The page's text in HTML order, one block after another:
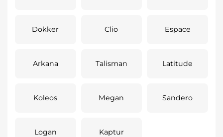
Dokker Clio Espace
Arkana Talisman Latitude
Koleos Megan Sandero
Logan Kaptur